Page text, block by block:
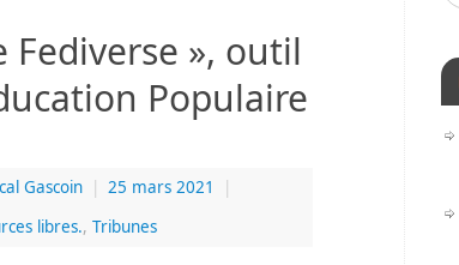
Fediverse », outil
Populaire
Gascoin | 25 mars 2021
|
libres.,Tribunes